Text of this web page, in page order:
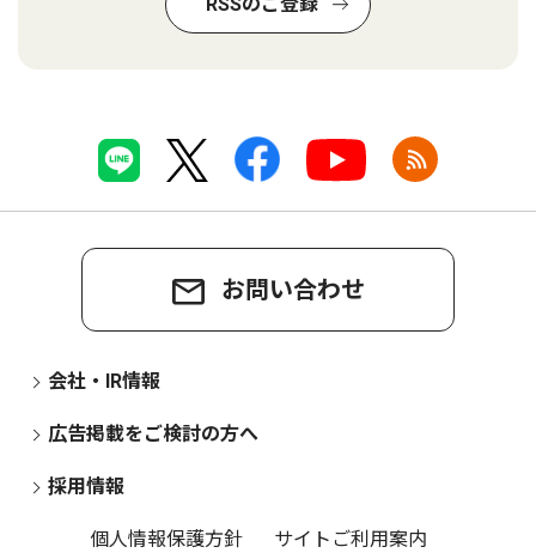
RSSのご登録
お問い合わせ
会社・IR情報
広告掲載をご検討の方へ
採用情報
個人情報保護方針
サイトご利用案内